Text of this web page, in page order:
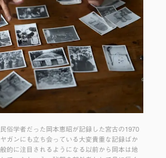
俗学者だった岡本恵昭が記録した宮古の1970
ガンにも立ち会っている大変貴重な記録ばか
的に注目されるようになる以前から岡本は地